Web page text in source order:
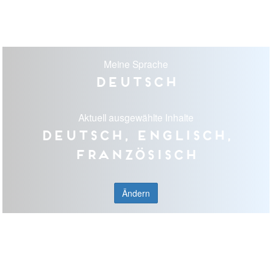
Meine Sprache
Deutsch
Aktuell ausgewählte Inhalte
Deutsch, Englisch,
Französisch
Ändern